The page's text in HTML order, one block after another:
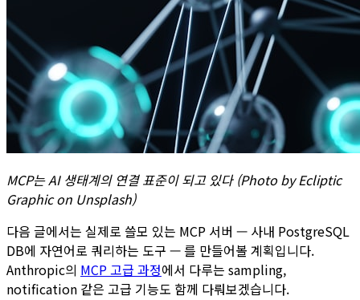
MCP는 AI 생태계의 연결 표준이 되고 있다 (Photo by Ecliptic
Graphic on Unsplash)
다음 글에서는 실제로 쓸모 있는 MCP 서버 — 사내 PostgreSQL
DB에 자연어로 쿼리하는 도구 — 를 만들어볼 계획입니다.
Anthropic의 MCP 고급 과정에서 다루는 sampling,
notification 같은 고급 기능도 함께 다뤄보겠습니다.